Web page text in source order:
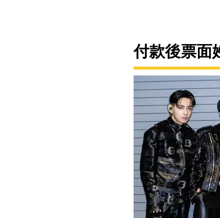
付款後票面